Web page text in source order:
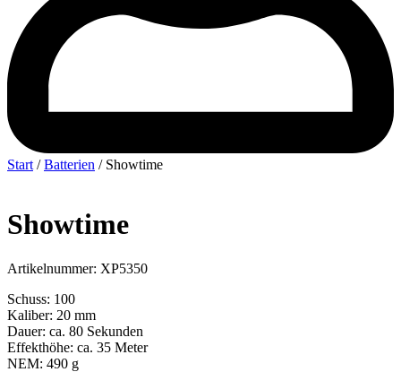
Start /Batterien / Showtime
Showtime
Artikelnummer: XP5350
Schuss: 100
Kaliber: 20 mm
Dauer: ca. 80 Sekunden
Effekthöhe: ca. 35 Meter
NEM: 490 g